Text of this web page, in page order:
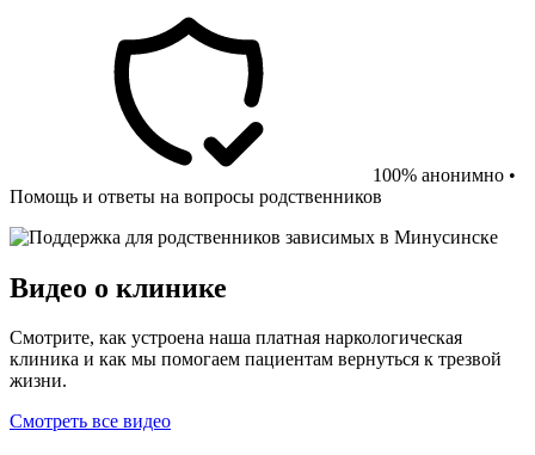
100% анонимно •
Помощь и ответы на вопросы родственников
Видео о клинике
Смотрите, как устроена наша платная наркологическая
клиника и как мы помогаем пациентам вернуться к трезвой
жизни.
Смотреть все видео